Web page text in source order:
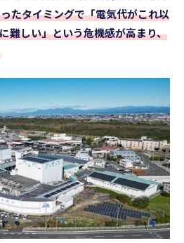
たタイミングで「電気代がこれ以
難しい」という危機感が高まり、